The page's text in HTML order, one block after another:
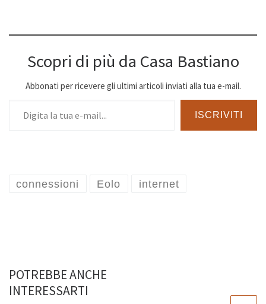
Scopri di più da Casa Bastiano
Abbonati per ricevere gli ultimi articoli inviati alla tua e-mail.
ISCRIVITI
connessioni Eolo internet
POTREBBE ANCHE
INTERESSARTI